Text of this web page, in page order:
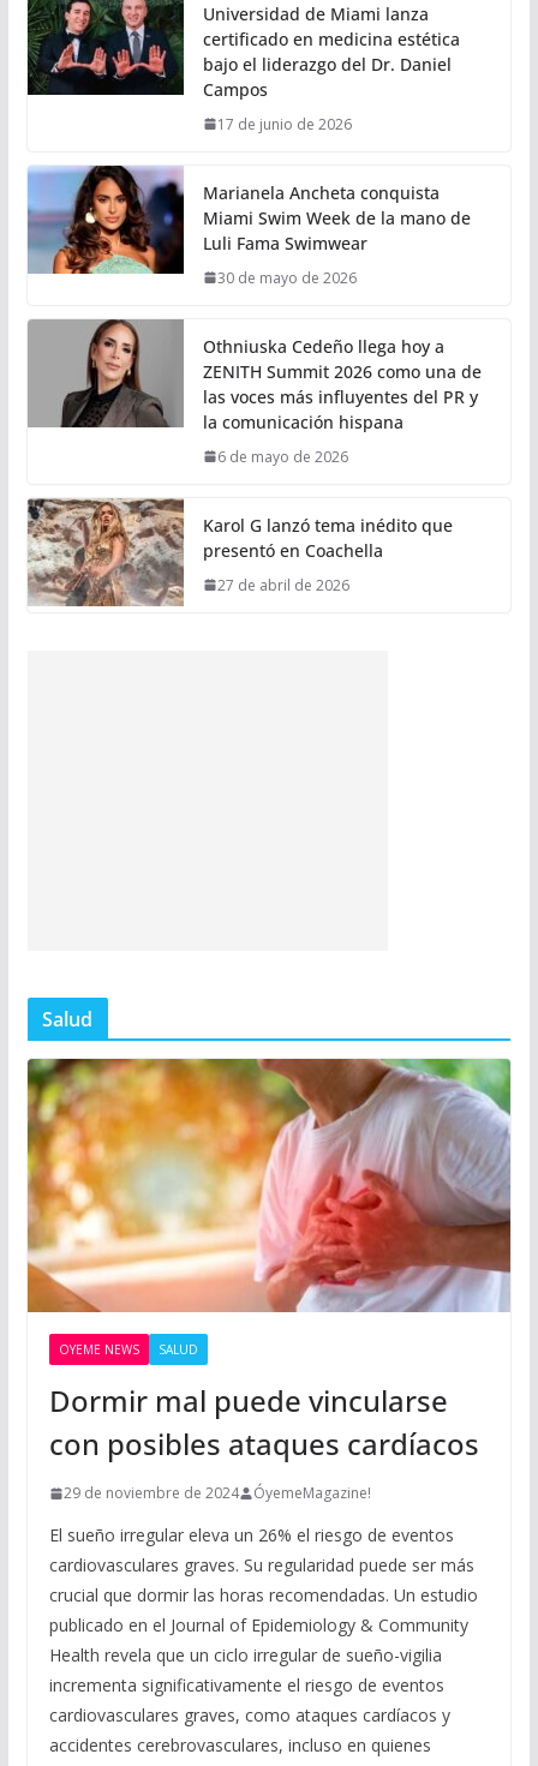
Universidad de Miami lanza
certificado en medicina estética
bajo el liderazgo del Dr. Daniel
Campos
17 de junio de 2026
Marianela Ancheta conquista
Miami Swim Week de la mano de
Luli Fama Swimwear
30 de mayo de 2026
Othniuska Cedeño llega hoy a
ZENITH Summit 2026 como una de
las voces más influyentes del PR y
la comunicación hispana
6 de mayo de 2026
Karol G lanzó tema inédito que
presentó en Coachella
27 de abril de 2026
Salud
OYEME NEWS SALUD
Dormir mal puede vincularse
con posibles ataques cardíacos
29 de noviembre de 2024 ÓyemeMagazine!
El sueño irregular eleva un 26% el riesgo de eventos
cardiovasculares graves. Su regularidad puede ser más
crucial que dormir las horas recomendadas. Un estudio
publicado en el Journal of Epidemiology & Community
Health revela que un ciclo irregular de sueño-vigilia
incrementa significativamente el riesgo de eventos
cardiovasculares graves, como ataques cardíacos y
accidentes cerebrovasculares, incluso en quienes